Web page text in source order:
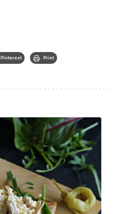
Pinterest Print